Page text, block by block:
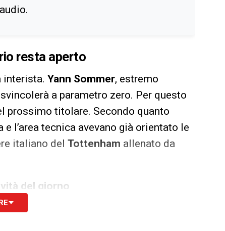
resta aperto
interista. Yann Sommer, estremo
a parametro zero. Per questo
prossimo titolare. Secondo quanto
e l’area tecnica avevano già orientato le
italiano del Tottenham allenato da
del giorno
base d’intesa per un eventuale